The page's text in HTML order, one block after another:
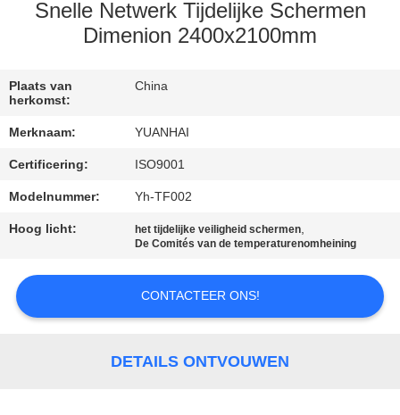
NIEUWS
OM EEN
CITAAT
SITEMAP
Snelle Netwerk Tijdelijke Schermen
Dimenion 2400x2100mm
Plaats van
herkomst:
China
Merknaam: YUANHAI
Certificering: ISO9001
Modelnummer: Yh-TF002
Hoog licht: het tijdelijke veiligheid schermen,
De Comités van de temperaturenomheining
CONTACTEER ONS!
DETAILS ONTVOUWEN